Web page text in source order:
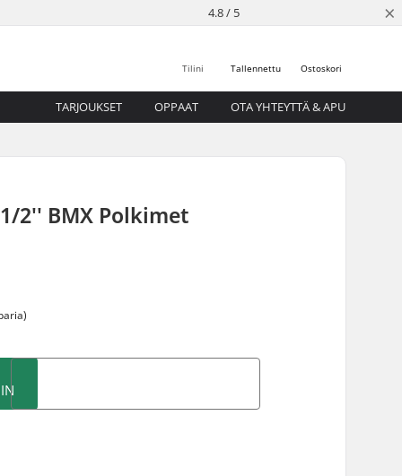
4.8 / 5 ×
Ostoskori
Tallennettu
Tilini
TARJOUKSET OPPAAT OTA YHTEYTTÄ & APU
2'' BMX Polkimet